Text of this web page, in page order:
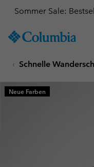
TO
SKIP
MAIN
NAV
Sommer Sale:
Schnelle
Neue Farben